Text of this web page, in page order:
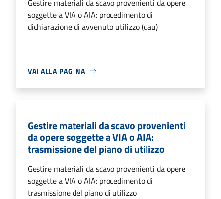
Gestire materiali da scavo provenienti da opere
soggette a VIA o AIA: procedimento di
dichiarazione di avvenuto utilizzo (dau)
VAI ALLA PAGINA
Gestire materiali da scavo provenienti
da opere soggette a VIA o AIA:
trasmissione del piano di utilizzo
Gestire materiali da scavo provenienti da opere
soggette a VIA o AIA: procedimento di
trasmissione del piano di utilizzo